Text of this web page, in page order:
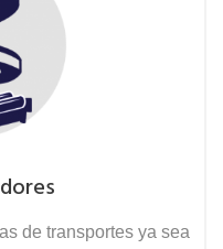
de transportes ya sea